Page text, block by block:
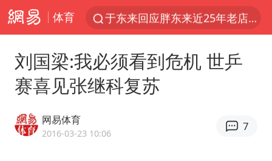
体育
于东来回应胖东来近25年老店年底关闭
刘国梁:我必须看到危机 世乒
赛喜见张继科复苏
网易体育
2016-03-23 10:06
7